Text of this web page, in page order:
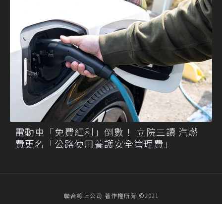
電動車「免費紅利」倒數！ 立院三讀 汽燃
費更名「公路使用養護安全管理費」
聯合線上公司 著作權所有 ©2021